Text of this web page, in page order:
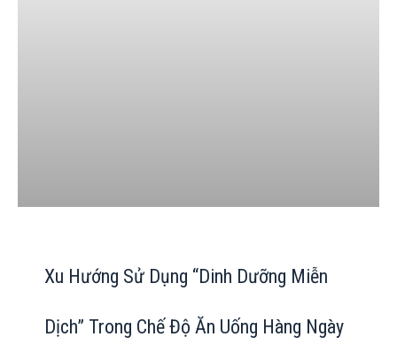
Xu Hướng Sử Dụng “Dinh Dưỡng Miễn
Dịch” Trong Chế Độ Ăn Uống Hàng Ngày